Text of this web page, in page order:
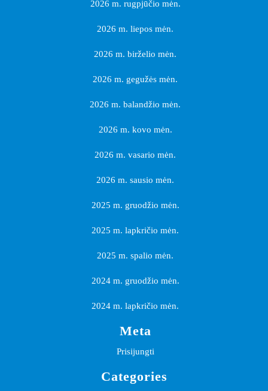
2026 m. rugpjūčio mėn.
2026 m. liepos mėn.
2026 m. birželio mėn.
2026 m. gegužės mėn.
2026 m. balandžio mėn.
2026 m. kovo mėn.
2026 m. vasario mėn.
2026 m. sausio mėn.
2025 m. gruodžio mėn.
2025 m. lapkričio mėn.
2025 m. spalio mėn.
2024 m. gruodžio mėn.
2024 m. lapkričio mėn.
Meta
Prisijungti
Categories